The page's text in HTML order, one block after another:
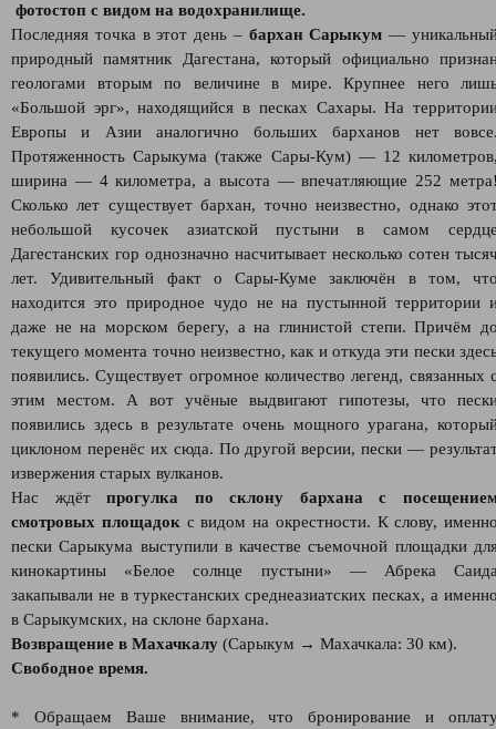
фотостоп с видом на водохранилище.
Последняя точка в этот день – бархан Сарыкум —
природный памятник Дагестана, который официально
геологами вторым по величине в мире. Крупнее него
«Большой эрг», находящийся в песках Сахары. На
Европы и Азии аналогично больших барханов нет
Протяженность Сарыкума (также Сары-Кум) — 12
ширина — 4 километра, а высота — впечатляющие 252
Сколько лет существует бархан, точно неизвестно, однако
небольшой кусочек азиатской пустыни в самом
Дагестанских гор однозначно насчитывает несколько сотен
лет. Удивительный факт о Сары-Куме заключён в том,
находится это природное чудо не на пустынной территории
даже не на морском берегу, а на глинистой степи. Причём
текущего момента точно неизвестно, как и откуда эти пески
появились. Существует огромное количество легенд, связанных
этим местом. А вот учёные выдвигают гипотезы, что
появились здесь в результате очень мощного урагана,
циклоном перенёс их сюда. По другой версии, пески —
извержения старых вулканов.
Нас ждётпрогулка по склону бархана с
смотровых площадок с видом на окрестности. К слову,
пески Сарыкума выступили в качестве съемочной площадки
кинокартины «Белое солнце пустыни» — Абрека
закапывали не в туркестанских среднеазиатских песках, а
в Cарыкумских, на склоне бархана.
Возвращение в Махачкалу (Сарыкум → Махачкала: 30 км).
Свободное время.
* Обращаем Ваше внимание, что бронирование и